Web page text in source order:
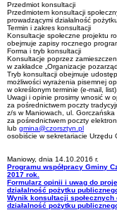
Przedmiot konsultacji
Przedmiotem konsultacji
prowadzącymi działalność
Termin i zakres konsultacji
Konsultacje społeczne projektu
obejmuje zapisy rocznego
Forma i tryb konsultacji
Konsultacje poprzez
w zakładce „Organizacje
Tryb konsultacji obejmuje
możliwości wyrażenia pisemnej
w określonym terminie (e-mail, list).
Uwagi i opinie prosimy wnosić w
za pośrednictwem poczty
z/s w Maniowach, ul.
za pośrednictwem poczty
lub gmina@czorsztyn.pl
osobiście w sekretariacie Urzędu
Wójt
/ - /
Maniowy, dnia 14.10.2016 r.
Programu współpracy Gminy
2017 rok.
Formularz opinii i uwag do
działalność pożytku
Wynik konsultacji
działalność pożytku